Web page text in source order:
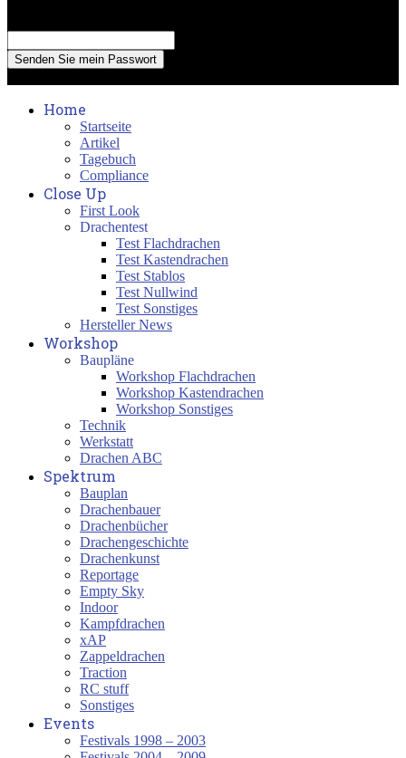
Home
Startseite
Artikel
Tagebuch
Compliance
Close Up
First Look
Drachentest
Test Flachdrachen
Test Kastendrachen
Test Stablos
Test Nullwind
Test Sonstiges
Hersteller News
Workshop
Baupläne
Workshop Flachdrachen
Workshop Kastendrachen
Workshop Sonstiges
Technik
Werkstatt
Drachen ABC
Spektrum
Bauplan
Drachenbauer
Drachenbücher
Drachengeschichte
Drachenkunst
Reportage
Empty Sky
Indoor
Kampfdrachen
xAP
Zappeldrachen
Traction
RC stuff
Sonstiges
Events
Festivals 1998 – 2003